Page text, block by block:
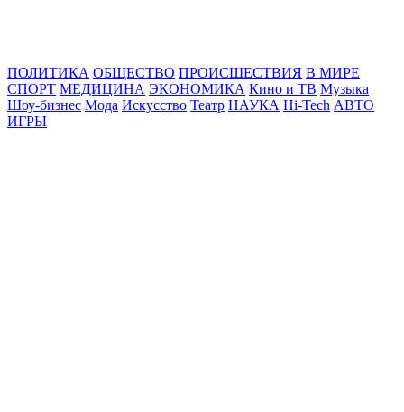
ПОЛИТИКА ОБЩЕСТВО ПРОИСШЕСТВИЯ В МИРЕ
СПОРТ МЕДИЦИНА ЭКОНОМИКА Кино и ТВ Музыка
Шоу-бизнес Мода Искусство Театр НАУКА Hi-Tech АВТО
ИГРЫ